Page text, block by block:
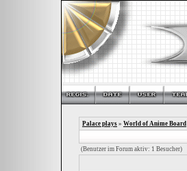
Palace plays » World of Anime Board
(Benutzer im Forum aktiv: 1 Besucher)